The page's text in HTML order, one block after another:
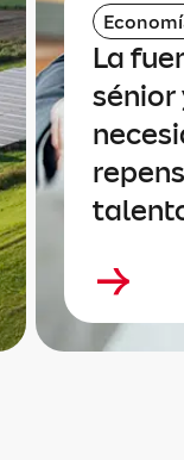
La
sénior